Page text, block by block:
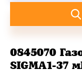
0845070
SIGMA1-37